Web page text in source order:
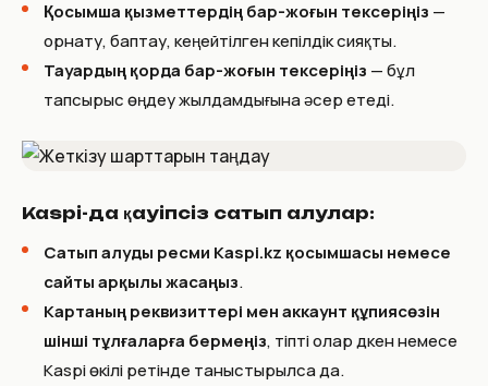
Қосымша қызметтердің бар-жоғын тексеріңіз —
орнату, баптау, кеңейтілген кепілдік сияқты.
Тауардың қорда бар-жоғын тексеріңіз — бұл
тапсырыс өңдеу жылдамдығына әсер етеді.
Kaspi-да қауіпсіз сатып алулар:
Сатып алуды ресми Kaspi.kz қосымшасы немесе
сайты арқылы жасаңыз.
Картаның реквизиттері мен аккаунт құпиясөзін
үшінші тұлғаларға бермеңіз, тіпті олар дүкен немесе
Kaspi өкілі ретінде таныстырылса да.